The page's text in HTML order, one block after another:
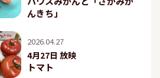
んきち」
2026.04.27
4月27日 放映
トマト